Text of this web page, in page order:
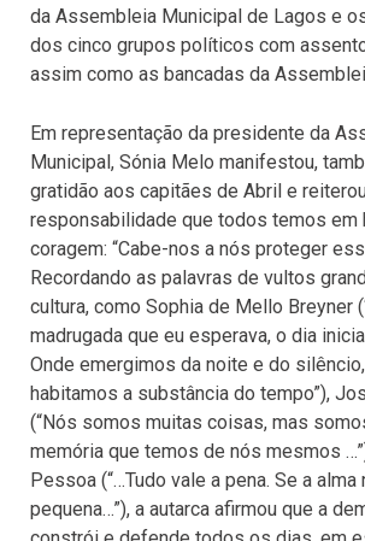
da Assembleia Municipal de Lagos e
dos cinco grupos políticos com
assim como as bancadas da
Em representação da presidente da
Municipal, Sónia Melo manifestou,
gratidão aos capitães de Abril e
responsabilidade que todos temos em
coragem: “Cabe-nos a nós proteger
Recordando as palavras de vultos
cultura, como Sophia de Mello Breyner
madrugada que eu esperava, o dia
Onde emergimos da noite e do
habitamos a substância do tempo”),
(“Nós somos muitas coisas, mas
memória que temos de nós mesmos
Pessoa (“…Tudo vale a pena. Se a alma
pequena…”), a autarca afirmou que a